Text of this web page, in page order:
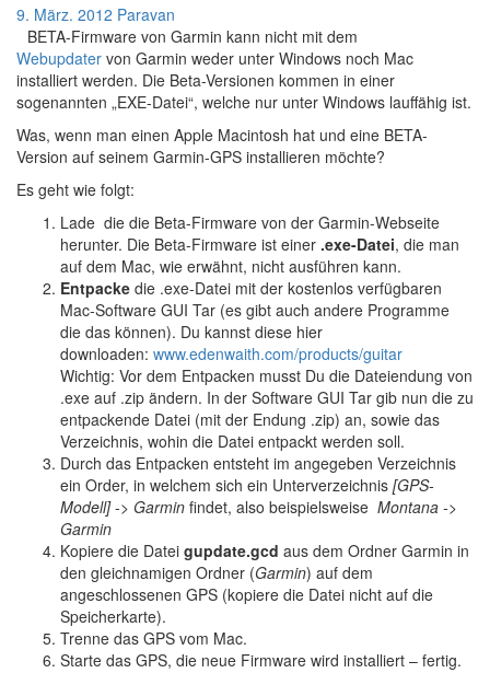
9. März. 2012 Paravan
BETA-Firmware von Garmin kann nicht mit dem
Webupdater von Garmin weder unter Windows noch Mac
installiert werden. Die Beta-Versionen kommen in einer
sogenannten „EXE-Datei“, welche nur unter Windows lauffähig ist.
Was, wenn man einen Apple Macintosh hat und eine BETA-
Version auf seinem Garmin-GPS installieren möchte?
Es geht wie folgt:
Lade die die Beta-Firmware von der Garmin-Webseite
herunter. Die Beta-Firmware ist einer .exe-Datei, die man
auf dem Mac, wie erwähnt, nicht ausführen kann.
Entpacke die .exe-Datei mit der kostenlos verfügbaren
Mac-Software GUI Tar (es gibt auch andere Programme
die das können). Du kannst diese hier
downloaden: www.edenwaith.com/products/guitar
Wichtig: Vor dem Entpacken musst Du die Dateiendung von
.exe auf .zip ändern. In der Software GUI Tar gib nun die zu
entpackende Datei (mit der Endung .zip) an, sowie das
Verzeichnis, wohin die Datei entpackt werden soll.
Durch das Entpacken entsteht im angegeben Verzeichnis
ein Order, in welchem sich ein Unterverzeichnis [GPS-
Modell]-> Garmin findet, also beispielsweise Montana ->
Garmin
Kopiere die Datei gupdate.gcd aus dem Ordner Garmin in
den gleichnamigen Ordner (Garmin) auf dem
angeschlossenen GPS (kopiere die Datei nicht auf die
Speicherkarte).
Trenne das GPS vom Mac.
Starte das GPS, die neue Firmware wird installiert – fertig.